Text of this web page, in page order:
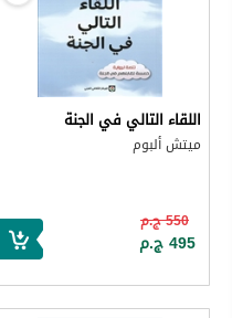
اللقاء التالي في الجنة
ميتش ألبوم
550 ج.م
495 ج.م